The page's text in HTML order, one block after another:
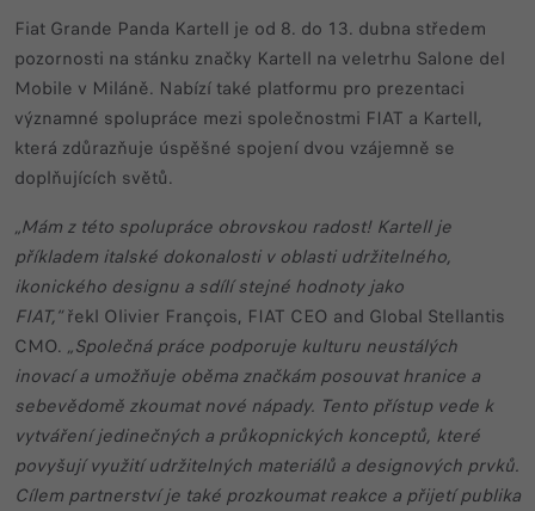
Fiat Grande Panda Kartell je od 8. do 13. dubna středem
pozornosti na stánku značky Kartell na veletrhu Salone del
Mobile v Miláně. Nabízí také platformu pro prezentaci
významné spolupráce mezi společnostmi FIAT a Kartell,
která zdůrazňuje úspěšné spojení dvou vzájemně se
doplňujících světů.
„Mám z této spolupráce obrovskou radost! Kartell je
příkladem italské dokonalosti v oblasti udržitelného,
ikonického designu a sdílí stejné hodnoty jako
FIAT,“řekl Olivier François, FIAT CEO and Global Stellantis
CMO. „Společná práce podporuje kulturu neustálých
inovací a umožňuje oběma značkám posouvat hranice a
sebevědomě zkoumat nové nápady. Tento přístup vede k
vytváření jedinečných a průkopnických konceptů, které
povyšují využití udržitelných materiálů a designových prvků.
Cílem partnerství je také prozkoumat reakce a přijetí publika